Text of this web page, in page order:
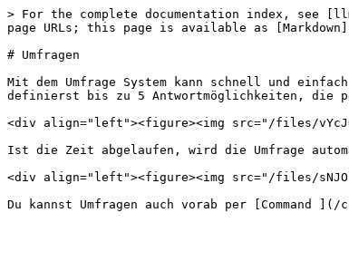
> For the complete documentation index, see
page URLs; this page is available as
# Umfragen
Mit dem Umfrage System kann schnell und
definierst bis zu 5 Antwortmöglichkeiten, die
<div align="left"><figure><img src="/files/
Ist die Zeit abgelaufen, wird die Umfrage
<div align="left"><figure><img src="/files/